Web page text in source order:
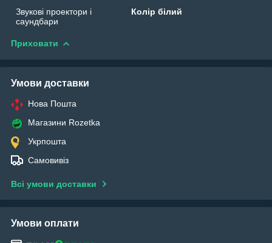
Звукові проектори і
саундбари
Колір білий
Приховати
Умови доставки
Нова Пошта
Магазини Rozetka
Укрпошта
Самовивіз
Всі умови доставки
Умови оплати